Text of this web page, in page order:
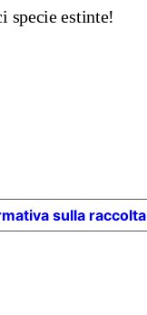
specie estinte!
sulla raccolta